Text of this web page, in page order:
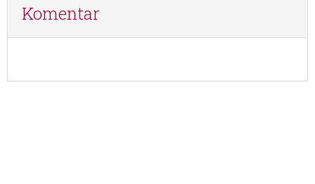
Komentar